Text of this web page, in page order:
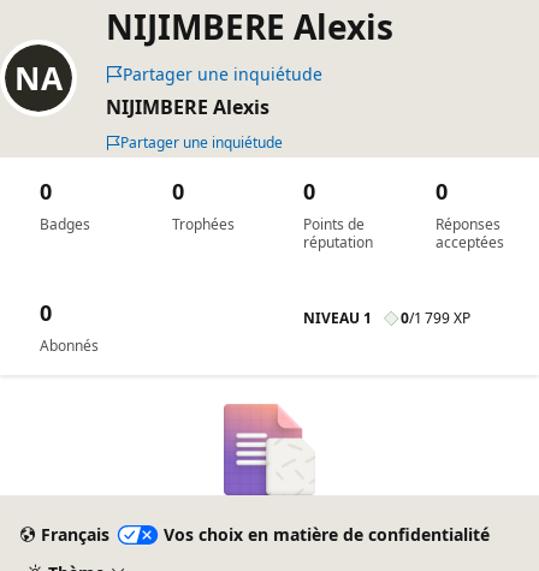
NIJIMBERE Alexis
Partager une inquiétude
NIJIMBERE Alexis
Partager une inquiétude
Badges
0
Trophées
0
Points de
réputation
0
Réponses
acceptées
0
Abonnés
0 NIVEAU 1 0/1 799 XP
Français
Vos choix en matière de confidentialité